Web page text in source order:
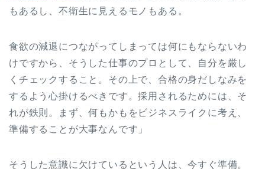
もあるし、不衛生に見えるモノもある。
食欲の減退につながってしまっては何にもならないわ
けですから、そうした仕事のプロとして、自分を厳し
くチェックすること。その上で、合格の身だしなみを
するよう心掛けるべきです。採用されるためには、そ
れが鉄則。まず、何もかもをビジネスライクに考え、
準備することが大事なんです」
そうした意識に欠けているという人は、今すぐ準備。